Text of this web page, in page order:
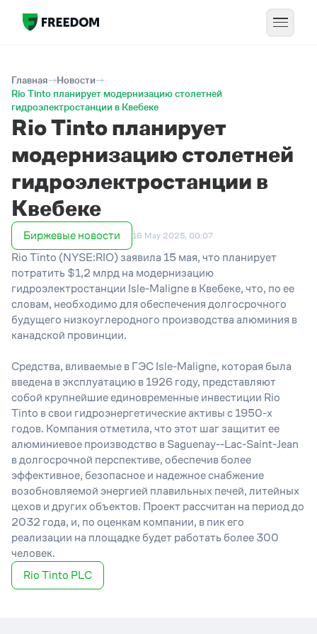
Главная
Новости
Rio Tinto планирует модернизацию столетней
гидроэлектростанции в Квебеке
Rio Tinto планирует
модернизацию столетней
гидроэлектростанции в
Квебеке
Биржевые новости 16 May 2025, 00:07
Rio Tinto (NYSE:RIO) заявила 15 мая, что планирует
потратить $1,2 млрд на модернизацию
гидроэлектростанции Isle-Maligne в Квебеке, что, по ее
словам, необходимо для обеспечения долгосрочного
будущего низкоуглеродного производства алюминия в
канадской провинции.
Средства, вливаемые в ГЭС Isle-Maligne, которая была
введена в эксплуатацию в 1926 году, представляют
собой крупнейшие единовременные инвестиции Rio
Tinto в свои гидроэнергетические активы с 1950-х
годов. Компания отметила, что этот шаг защитит ее
алюминиевое производство в Saguenay--Lac-Saint-Jean
в долгосрочной перспективе, обеспечив более
эффективное, безопасное и надежное снабжение
возобновляемой энергией плавильных печей, литейных
цехов и других объектов. Проект рассчитан на период до
2032 года, и, по оценкам компании, в пик его
реализации на площадке будет работать более 300
человек.
Rio Tinto PLC